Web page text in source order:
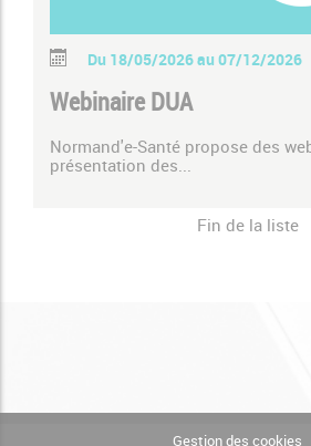
Du 18/05/2026 au 07/12/2026
Webinaire DUA
Normand'e-Santé propose des
présentation des...
Fin de la liste
Gestion des cookies